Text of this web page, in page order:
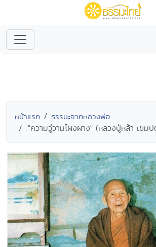
หน้าแรก ธรรมะจากหลวงพ่อ
."ความวู่วามโผงผาง" (หลวงปู่หล้า เขมป